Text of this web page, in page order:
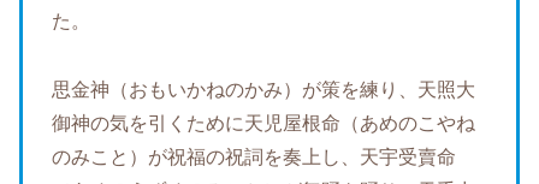
た。
思金神（おもいかねのかみ）が策を練り、天照大
御神の気を引くために天児屋根命（あめのこやね
のみこと）が祝福の祝詞を奏上し、天宇受賣命